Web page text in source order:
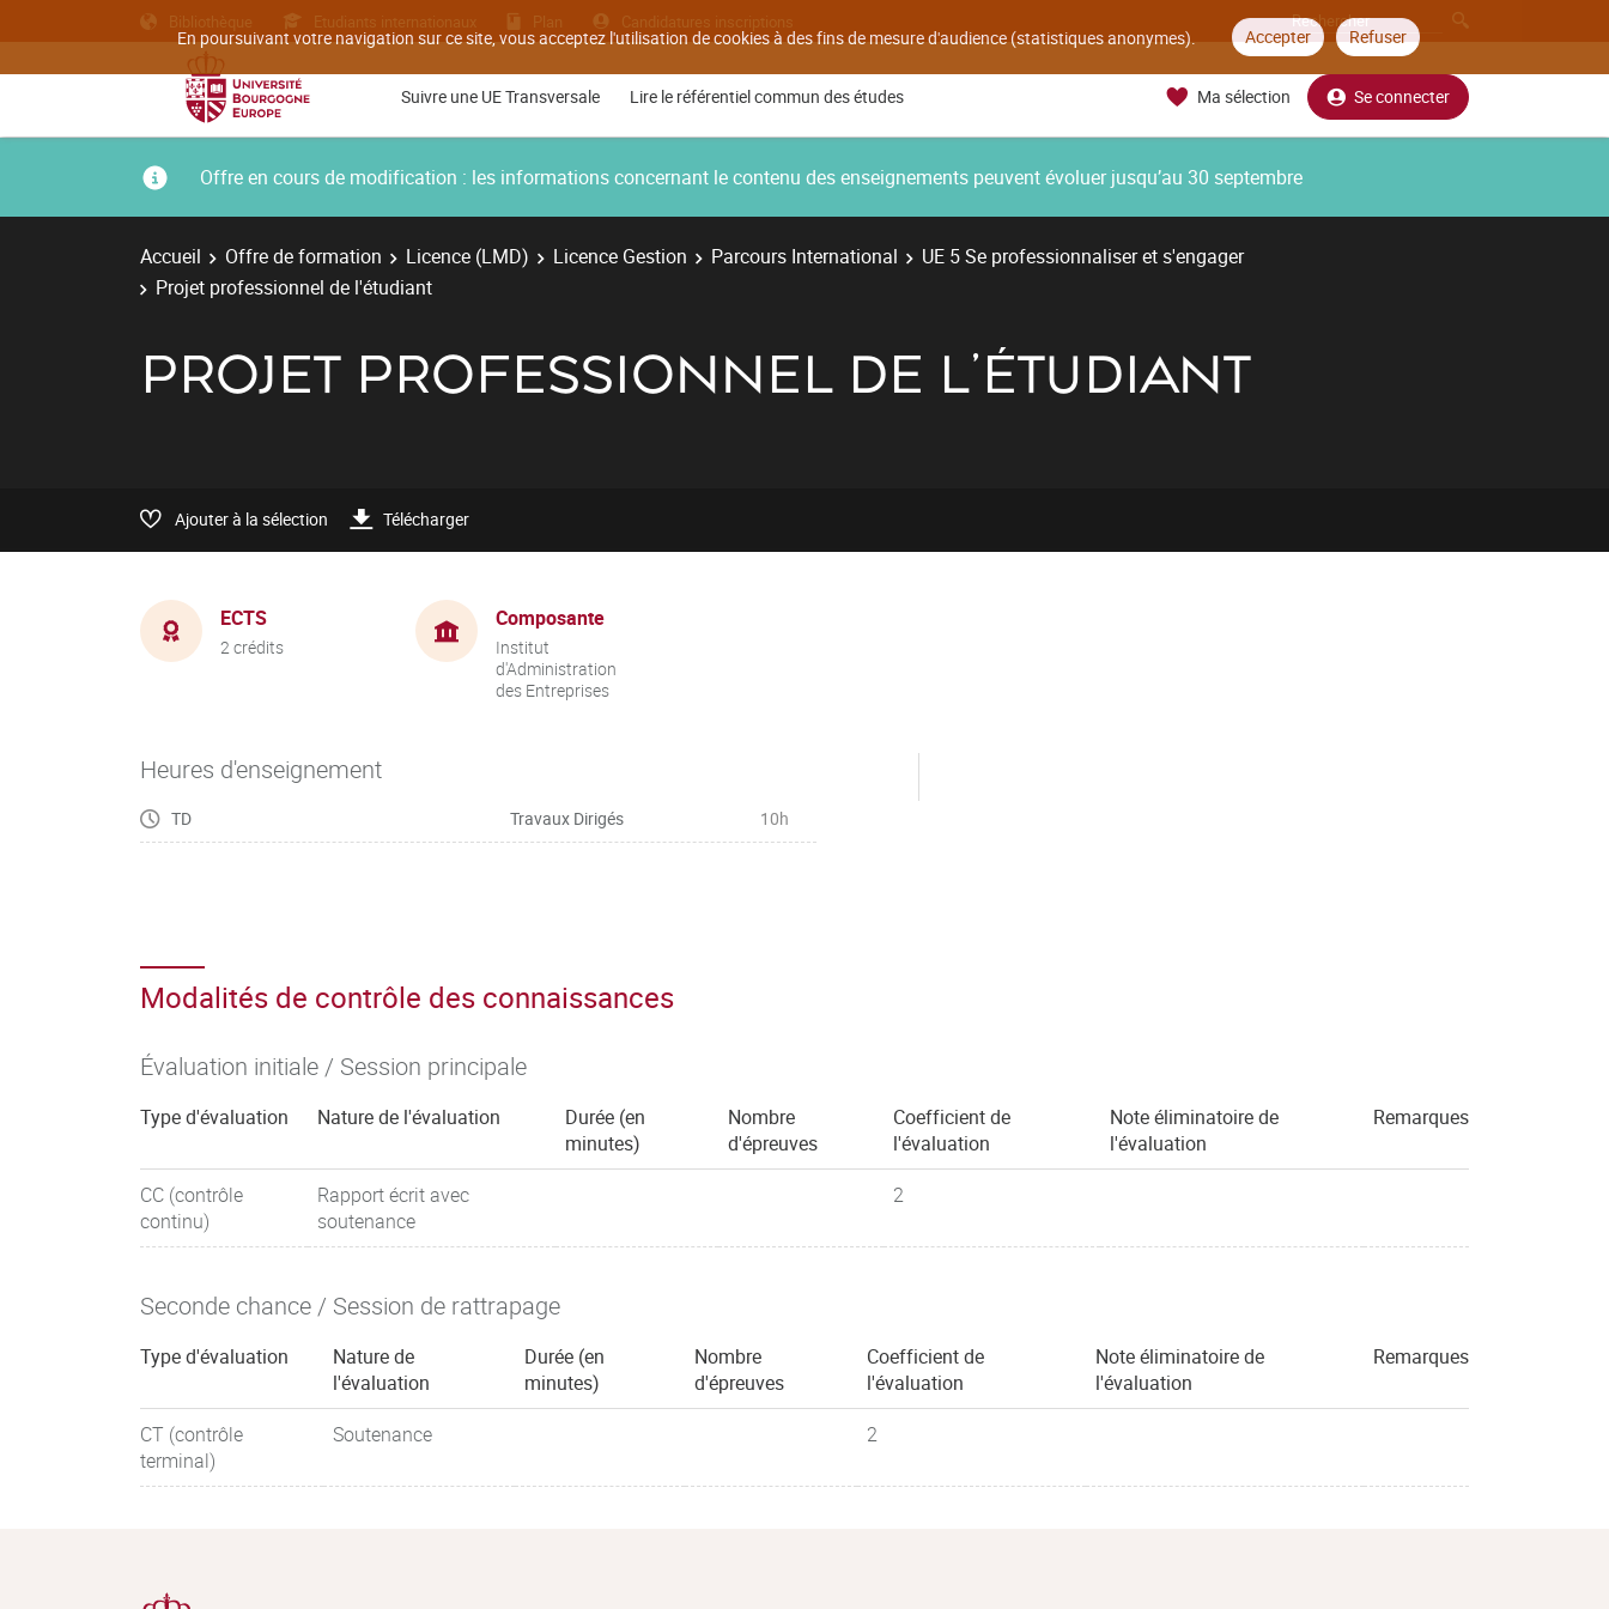
En poursuivant votre navigation sur ce site, vous acceptez l'utilisation de cookies à des fins de mesure d'audience (statistiques anonymes). Accepter Refuser
Bibliothèque Etudiants internationaux Plan Candidatures inscriptions
Suivre une UE Transversale Lire le référentiel commun des études Ma sélection Se connecter
Offre en cours de modification : les informations concernant le contenu des enseignements peuvent évoluer jusqu’au 30 septembre
Accueil Offre de formation Licence (LMD) Licence Gestion Parcours International
UE 5 Se professionnaliser et s'engager
Projet professionnel de l'étudiant
PROJET PROFESSIONNEL DE L'ÉTUDIANT
Ajouter à la sélection Télécharger
ECTS
2 crédits
Composante
Institut
d'Administration
des Entreprises
Heures d'enseignement
TD Travaux Dirigés 10h
Modalités de contrôle des connaissances
Évaluation initiale / Session principale
Type d'évaluation Nature de l'évaluation
Durée (en
minutes)
Nombre
d'épreuves
Coefficient de
l'évaluation
Note éliminatoire de
l'évaluation
Remarques
CC (contrôle
continu)
Rapport écrit avec
soutenance
2
Seconde chance / Session de rattrapage
Type d'évaluation
Nature de
l'évaluation
Durée (en
minutes)
Nombre
d'épreuves
Coefficient de
l'évaluation
Note éliminatoire de
l'évaluation
Remarques
CT (contrôle
terminal)
Soutenance 2